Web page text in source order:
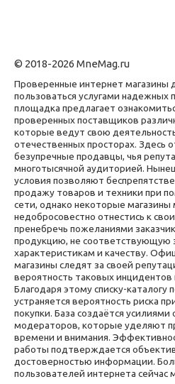
© 2018-2026 MneMag.ru
Проверенные интернет магазины
пользоваться услугами надежных
площадка предлагает
проверенных поставщиков
которые ведут свою
отечественных просторах. Здесь
безупречные продавцы, чья
многотысячной аудиторией.
условия позволяют
продажу товаров и техники при
сети, однако некоторые магазины
недобросовестно отнестись к
пренебречь пожеланиями
продукцию, не соответствующую
характеристикам и качеству.
магазины следят за своей
вероятность таковых инцидентов
Благодаря этому списку-каталогу
устраняется вероятность риска
покупки. База создаётся
модераторов, которые уделяют
времени и внимания.
работы подтверждается
достоверностью информации.
пользователей интернета сейчас